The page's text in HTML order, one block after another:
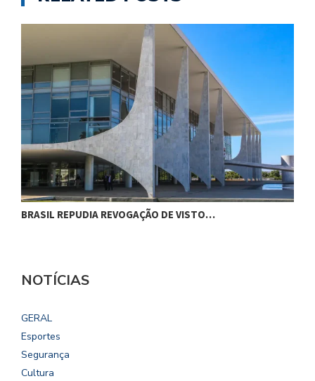
BRASIL REPUDIA REVOGAÇÃO DE VISTO…
NOTÍCIAS
GERAL
Esportes
Segurança
Cultura